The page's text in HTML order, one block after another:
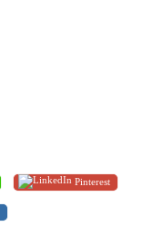
Pinterest